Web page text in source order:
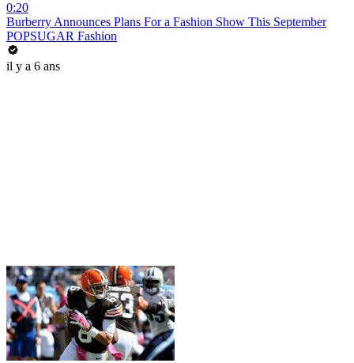
0:20
Burberry Announces Plans For a Fashion Show This September
POPSUGAR Fashion
il y a 6 ans